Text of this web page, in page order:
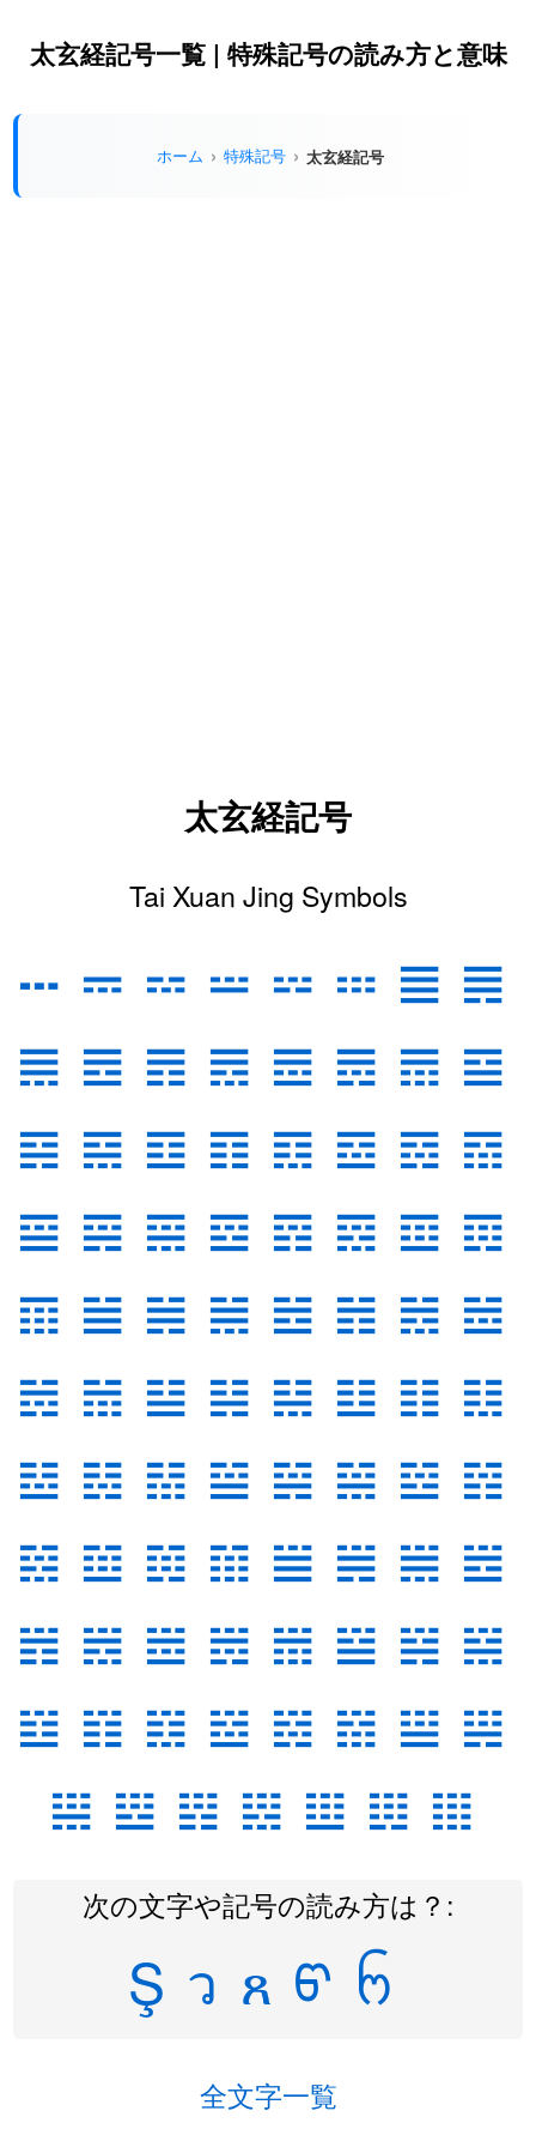
太玄経記号一覧 | 特殊記号の読み方と意味
ホーム 特殊記号 太玄経記号
太玄経記号
Tai Xuan Jing Symbols
𝌀 𝌁 𝌂 𝌃 𝌄 𝌅 𝌆 𝌇
𝌈 𝌉 𝌊 𝌋 𝌌 𝌍 𝌎 𝌏
𝌐 𝌑 𝌒 𝌓 𝌔 𝌕 𝌖 𝌗
𝌘 𝌙 𝌚 𝌛 𝌜 𝌝 𝌞 𝌟
𝌠 𝌡 𝌢 𝌣 𝌤 𝌥 𝌦 𝌧
𝌨 𝌩 𝌪 𝌫 𝌬 𝌭 𝌮 𝌯
𝌰 𝌱 𝌲 𝌳 𝌴 𝌵 𝌶 𝌷
𝌸 𝌹 𝌺 𝌻 𝌼 𝌽 𝌾 𝌿
𝍀 𝍁 𝍂 𝍃 𝍄 𝍅 𝍆 𝍇
𝍈 𝍉 𝍊 𝍋 𝍌 𝍍 𝍎 𝍏
𝍐 𝍑 𝍒 𝍓 𝍔 𝍕 𝍖
次の文字や記号の読み方は？:
Ş ว ጸ ᡦ ᨼ
全文字一覧